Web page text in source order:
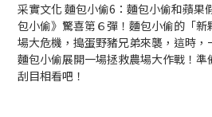
采實文化 麵包小偷6：麵包小偷和蘋果
包小偷》驚喜第６彈！麵包小偷的「
場大危機，搗蛋野豬兄弟來襲，這時
麵包小偷展開一場拯救農場大作戰！準
刮目相看吧！